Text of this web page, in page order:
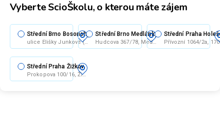
Vyberte ScioŠkolu, o kterou máte zájem
Střední Brno Bosonohy
ulice Elišky Junkové (Brno-Bosonohy)
Střední Brno Medlánky
Hudcova 367/78, Medlánky, 612 00 Brno
Střední Praha Žižkov
Prokopova 100/16, Žižkov, 130 00 Praha 3